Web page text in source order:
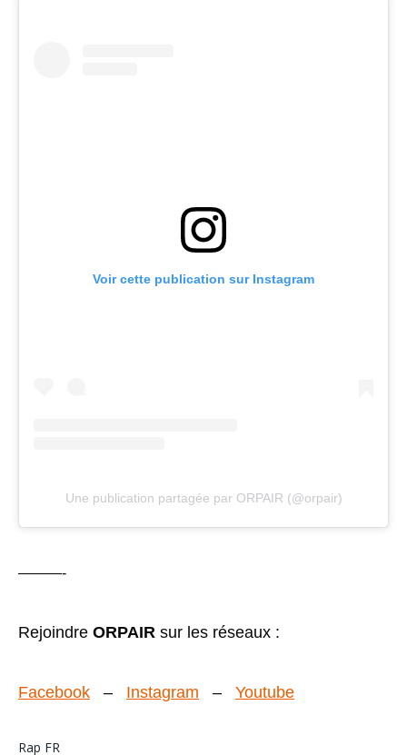
Voir cette publication sur Instagram
Une publication partagée par ORPAIR (@orpair)
———-
Rejoindre ORPAIR sur les réseaux :
Facebook – Instagram – Youtube
Rap FR